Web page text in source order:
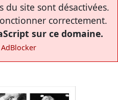
du site sont désactivées.
correctement.
sur ce domaine.